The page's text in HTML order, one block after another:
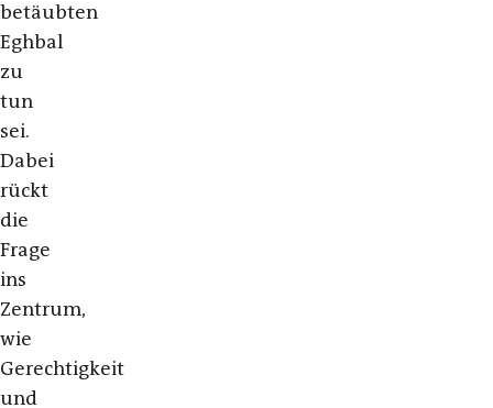
betäubten
Eghbal
zu
tun
sei.
Dabei
rückt
die
Frage
ins
Zentrum,
wie
Gerechtigkeit
und